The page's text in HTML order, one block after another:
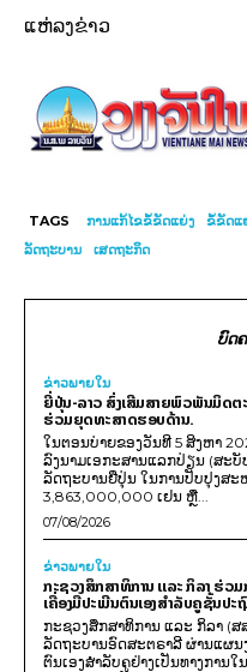
ແຫ່ລງຂ່າວ
TAGS ການແກ້ໄຂຂໍ້ຂັດແຍ່ງ ຂໍ້ຂັດແ
ລັດຖະບານ
ເສດຖະກິດ
ບົດ
ຂ່າວພາຍ​ໃນ
ຍີ່ປຸ່ນ-ລາວ ສົ່ງເສີມສາຍພົວພັນມິດຕ
ຮ່ວມຍຸດທະສາດຮອບດ້ານ.
ໃນຕອນບ່າຍຂອງວັນທີ 5 ສິງຫາ
ລົງນາມເອກະສານແລກປ່ຽນ (ສະ
ລັດຖະບານຍີ່ປຸ່ນ ໃນການປັບປຸງສ
3,863,000,000 ເຢນ ຫຼື...
07/08/2026
ຂ່າວພາຍ​ໃນ
ກະຊວງສຶກສາທິການ ແລະ ກິລາ ຮ່ວ
ເຄື່ອງມືປະເມີນຕົນເອງສຳລັບຄູຊັ້ນປ
ກະຊວງສຶກສາທິການ ແລະ ກິລາ (
ລັດຖະບານອົດສະຕຣາລີ ຜ່ານແຜນ
ຕົນເອງສຳລັບຄູຢ່າງເປັນທາງການ